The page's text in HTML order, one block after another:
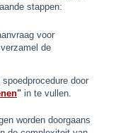
stappen:
voor
de
spoedprocedure door
" in te vullen.
worden doorgaans